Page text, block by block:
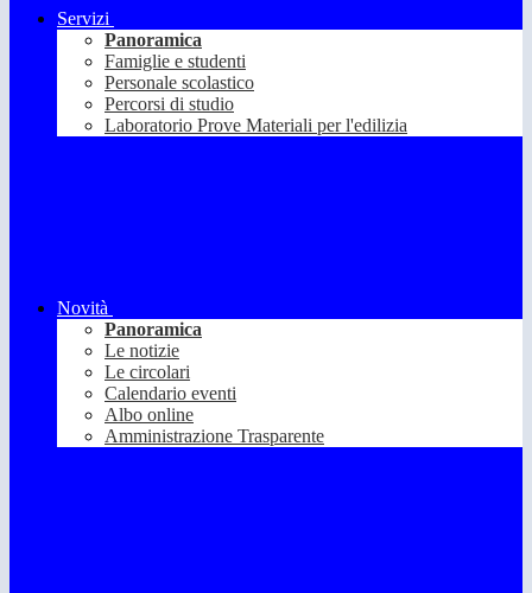
Servizi
Panoramica
Famiglie e studenti
Personale scolastico
Percorsi di studio
Laboratorio Prove Materiali per l'edilizia
Novità
Panoramica
Le notizie
Le circolari
Calendario eventi
Albo online
Amministrazione Trasparente